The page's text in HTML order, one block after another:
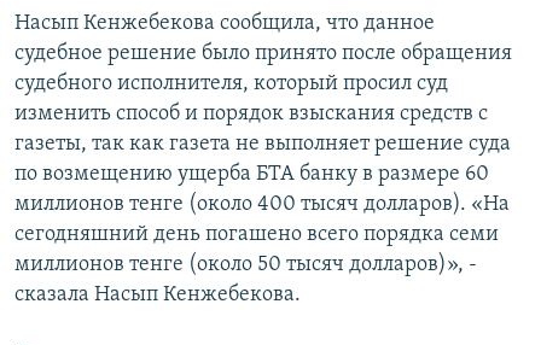
Насып Кенжебекова сообщила, что данное
судебное решение было принято после обращения
судебного исполнителя, который просил суд
изменить способ и порядок взыскания средств с
газеты, так как газета не выполняет решение суда
по возмещению ущерба БТА банку в размере 60
миллионов тенге (около 400 тысяч долларов). «На
сегодняшний день погашено всего порядка семи
миллионов тенге (около 50 тысяч долларов)», -
сказала Насып Кенжебекова.